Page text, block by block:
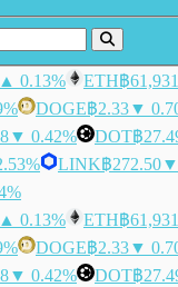
▲ 0.13% ETH฿
DOGE฿2.33▼
▼ 0.42% DOT฿
LINK฿272.50▼
▲ 0.13% ETH฿
DOGE฿2.33▼
▼ 0.42% DOT฿